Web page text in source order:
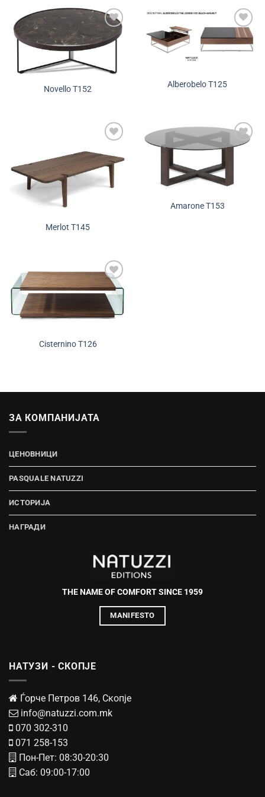
Додади во
желботека
Novello T152
Додади во
желботека
Alberobelo T125
желботека
Merlot T145
Додади во
Amarone T153
Додади во
желботека
Cisternino T126
ЗА КОМПАНИЈАТА
ЦЕНОВНИЦИ
PASQUALE NATUZZI
ИСТОРИЈА
НАГРАДИ
THE NAME OF COMFORT SINCE 1959
MANIFESTO
НАТУЗИ - СКОПЈЕ
Ѓорче Петров 146, Скопје
info@natuzzi.com.mk
070 302-310
071 258-153
Пон-Пет: 08:30-20:30
Саб: 09:00-17:00